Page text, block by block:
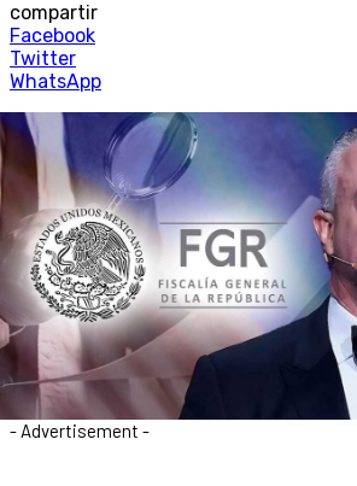
compartir
Facebook
Twitter
WhatsApp
- Advertisement -